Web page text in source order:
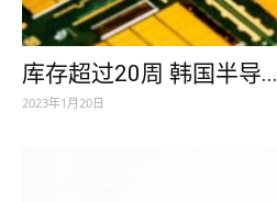
库存超过20周 韩国半导...
2023年1月20日